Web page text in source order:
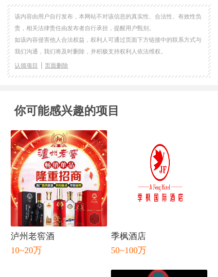
该内容由用户自行发布，本网站不对该信息的真实性、合法性、有效性负
责，相关法律责任由发布者自行承担，提醒用户甄别。
如该内容侵害他人合法权益，权利人可通过页面下方链接中的联系方式与
我们沟通，我们将及时删除，并积极支持权利人依法维权。
认领项目 页面删除
你可能感兴趣的项目
泸州老窖酒
10~20万
季枫酒店
50~100万